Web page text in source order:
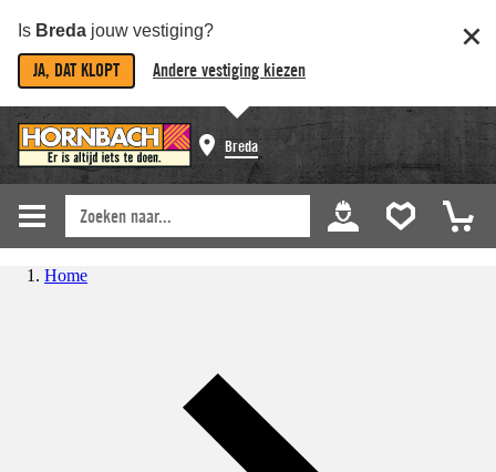
Is Breda jouw vestiging?
JA, DAT KLOPT Andere vestiging kiezen
Breda
Home